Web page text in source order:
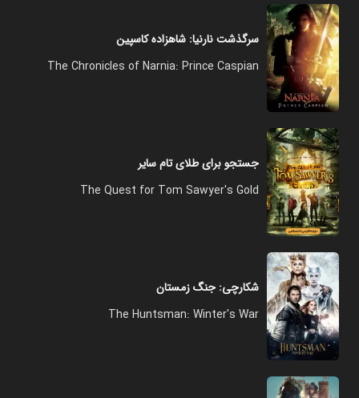
سرگذشت نارنیا: شاهزاده کاسپین
The Chronicles of Narnia: Prince Caspian
جستجو برای طلای تام سایر
The Quest for Tom Sawyer's Gold
شکارچی: جنگ زمستان
The Huntsman: Winter's War